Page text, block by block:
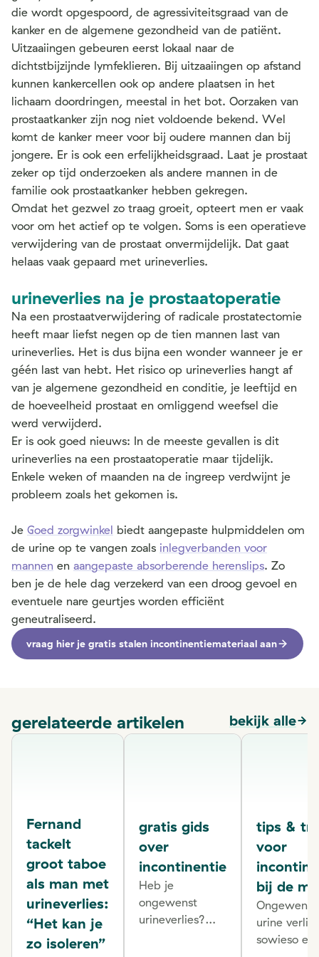
die wordt opgespoord, de agressiviteitsgraad van de
kanker en de algemene gezondheid van de patiënt.
Uitzaaiingen gebeuren eerst lokaal naar de
dichtstbijzijnde lymfeklieren. Bij uitzaaiingen op afstand
kunnen kankercellen ook op andere plaatsen in het
lichaam doordringen, meestal in het bot. Oorzaken van
prostaatkanker zijn nog niet voldoende bekend. Wel
komt de kanker meer voor bij oudere mannen dan bij
jongere. Er is ook een erfelijkheidsgraad. Laat je prostaat
zeker op tijd onderzoeken als andere mannen in de
familie ook prostaatkanker hebben gekregen.
Omdat het gezwel zo traag groeit, opteert men er vaak
voor om het actief op te volgen. Soms is een operatieve
verwijdering van de prostaat onvermijdelijk. Dat gaat
helaas vaak gepaard met urineverlies.
urineverlies na je prostaatoperatie
Na een prostaatverwijdering of radicale prostatectomie
heeft maar liefst negen op de tien mannen last van
urineverlies. Het is dus bijna een wonder wanneer je er
géén last van hebt. Het risico op urineverlies hangt af
van je algemene gezondheid en conditie, je leeftijd en
de hoeveelheid prostaat en omliggend weefsel die
werd verwijderd.
Er is ook goed nieuws: In de meeste gevallen is dit
urineverlies na een prostaatoperatie maar tijdelijk.
Enkele weken of maanden na de ingreep verdwijnt je
probleem zoals het gekomen is.
Je Goed zorgwinkel biedt aangepaste hulpmiddelen om
de urine op te vangen zoals inlegverbanden voor
mannen en aangepaste absorberende herenslips. Zo
ben je de hele dag verzekerd van een droog gevoel en
eventuele nare geurtjes worden efficiënt
geneutraliseerd.
vraag hier je gratis stalen incontinentiemateriaal aan
gerelateerde artikelen bekijk alle
Fernand
tackelt
groot taboe
als man met
urineverlies:
“Het kan je
zo isoleren”
gratis gids
over
incontinentie
Heb je
ongewenst
urineverlies?
tips &
voor
bij de
Ongewenst
urine
sowieso